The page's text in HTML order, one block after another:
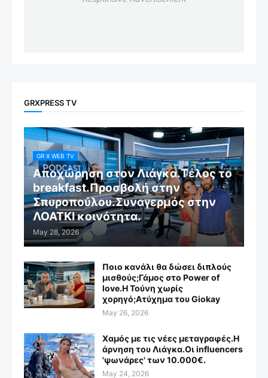
GRXPRESS TV
GR X WEB TV
Αποχώρηση στον Λιάγκα.Τέλος το
breakfast.Προσβολή στην
Σπυροπούλου.Συναγερμός στην
ΛΟΑΤΚΙ κοινότητα.
May 28, 2026
Ποιο κανάλι θα δώσει διπλούς
μισθούς;Γάμος στο Power of
love.Η Τούνη χωρίς
χορηγό;Aτύχημα του Giokay
May 26, 2026
Χαμός με τις νέες μεταγραφές.Η
άρνηση του Λιάγκα.Οι influencers
'ψωνάρες' των 10.000€.
May 24, 2026